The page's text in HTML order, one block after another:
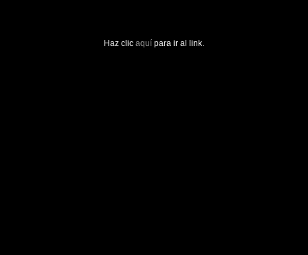
Haz clic aquí para ir al link.